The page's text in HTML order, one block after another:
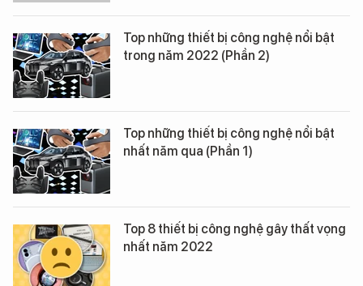
Top những thiết bị công nghệ nổi bật
trong năm 2022 (Phần 2)
Top những thiết bị công nghệ nổi bật
nhất năm qua (Phần 1)
Top 8 thiết bị công nghệ gây thất vọng
nhất năm 2022